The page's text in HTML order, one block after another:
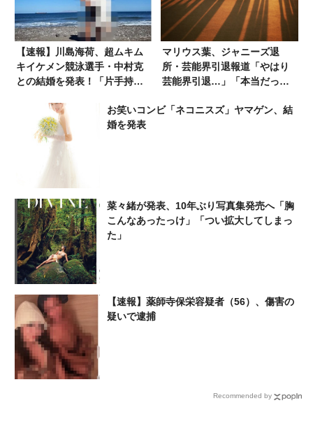
【速報】川島海荷、超ムキム
キイケメン競泳選手・中村克
との結婚を発表！「片手持ち
マリウス葉、ジャニーズ退
所・芸能界引退報道「やはり
芸能界引退…」「本当だった
お笑いコンビ「ネコニスズ」ヤマゲン、結
婚を発表
菜々緒が発表、10年ぶり写真集発売へ「胸
こんなあったっけ」「つい拡大してしまっ
た」
【速報】薬師寺保栄容疑者（56）、傷害の
疑いで逮捕
Recommended by